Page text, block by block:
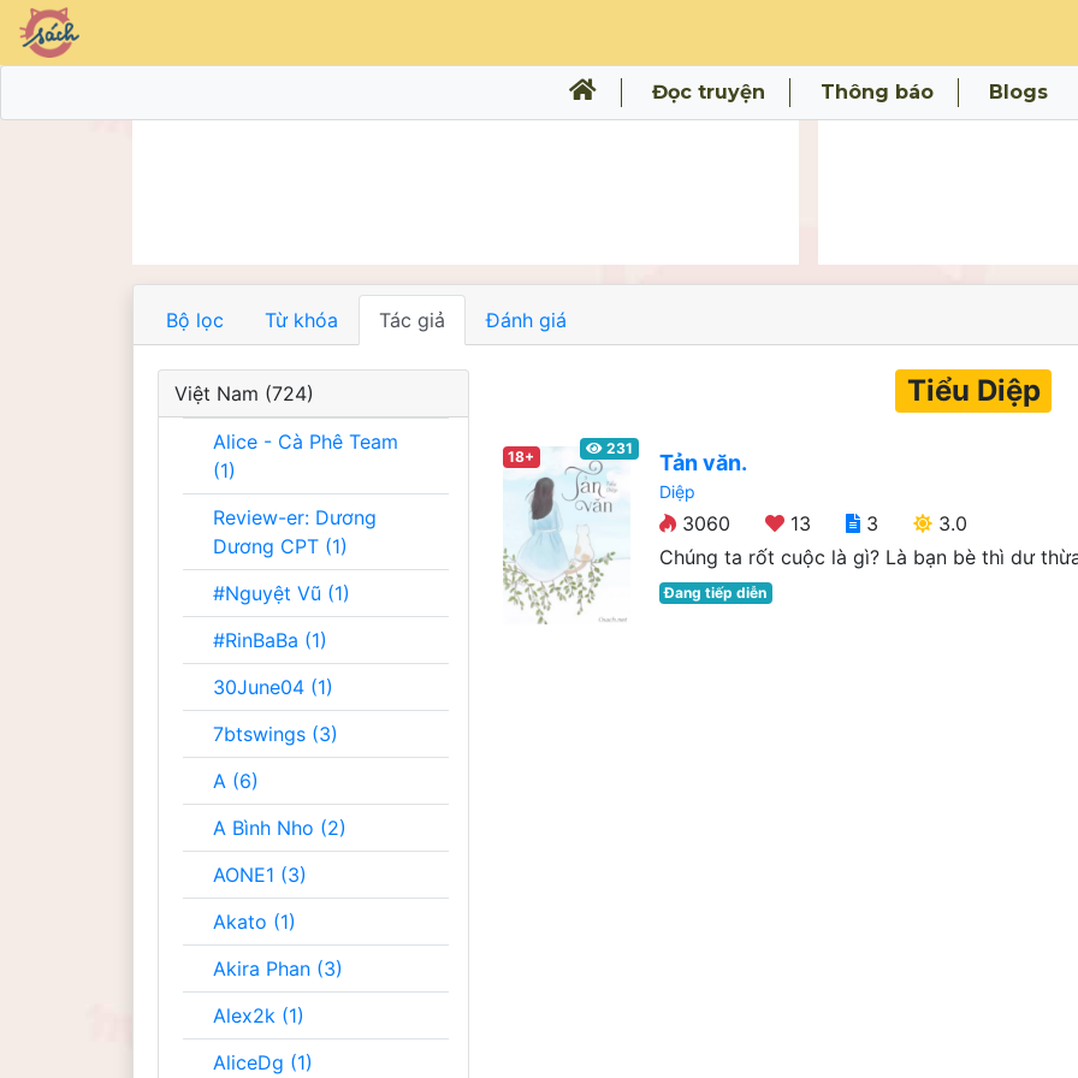
Đọc truyện Thông báo Blogs
Bộ lọc Từ khóa Tác giả Đánh giá
Việt Nam (724)
Alice - Cà Phê Team
(1)
Review-er: Dương
Dương CPT (1)
#Nguyệt Vũ (1)
#RinBaBa (1)
30June04 (1)
7btswings (3)
A (6)
A Bình Nho (2)
AONE1 (3)
Akato (1)
Akira Phan (3)
Alex2k (1)
AliceDg (1)
Tiểu Diệp
18+ 231
Tản văn.
Diệp
3060 13 3
3.0
Chúng ta rốt cuộc là gì? Là bạn bè thì dư
Đang tiếp diễn